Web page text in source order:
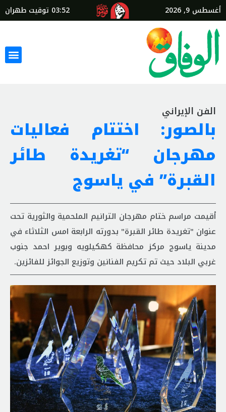
أغسطس 9, 2026 03:52 توقيت طهران
الفن الإيراني
بالصور: اختتام فعالیات
مهرجان “تغریدة طائر
القبرة” في ياسوج
أقيمت مراسم ختام مهرجان الترانيم الملحمية والثورية تحت
عنوان "تغريدة طائر القبرة" بدورته الرابعة امس الثلاثاء في
مدینة یاسوج مرکز محافظة کهکیلویه وبویر احمد جنوب
غربي البلاد حيث تم تكريم الفنانين وتوزيع الجوائز للفائزين.